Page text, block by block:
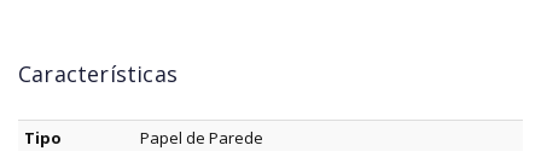
Características
Tipo
Papel de Parede